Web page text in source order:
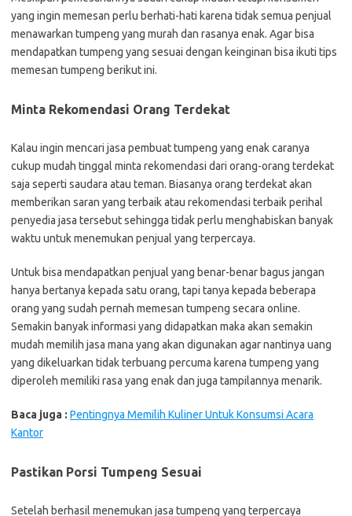
yang ingin memesan perlu berhati-hati karena tidak semua penjual
menawarkan tumpeng yang murah dan rasanya enak. Agar bisa
mendapatkan tumpeng yang sesuai dengan keinginan bisa ikuti tips
memesan tumpeng berikut ini.
Minta Rekomendasi Orang Terdekat
Kalau ingin mencari jasa pembuat tumpeng yang enak caranya
cukup mudah tinggal minta rekomendasi dari orang-orang terdekat
saja seperti saudara atau teman. Biasanya orang terdekat akan
memberikan saran yang terbaik atau rekomendasi terbaik perihal
penyedia jasa tersebut sehingga tidak perlu menghabiskan banyak
waktu untuk menemukan penjual yang terpercaya.
Untuk bisa mendapatkan penjual yang benar-benar bagus jangan
hanya bertanya kepada satu orang, tapi tanya kepada beberapa
orang yang sudah pernah memesan tumpeng secara online.
Semakin banyak informasi yang didapatkan maka akan semakin
mudah memilih jasa mana yang akan digunakan agar nantinya uang
yang dikeluarkan tidak terbuang percuma karena tumpeng yang
diperoleh memiliki rasa yang enak dan juga tampilannya menarik.
Baca juga : Pentingnya Memilih Kuliner Untuk Konsumsi Acara
Kantor
Pastikan Porsi Tumpeng Sesuai
Setelah berhasil menemukan jasa tumpeng yang terpercaya